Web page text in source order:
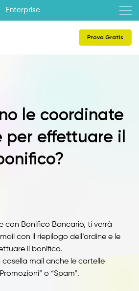
Enterprise
Prova Gratis
le coordinate
per effettuare il
con Bonifico Bancario, ti verrà
con il riepilogo dell’ordine e le
il bonifico.
mail anche le cartelle
o “Spam”.